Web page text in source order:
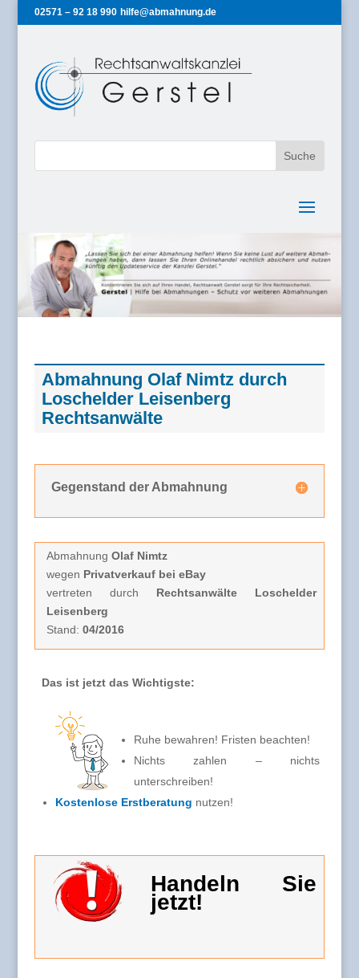
02571 – 92 18 990 hilfe@abmahnung.de
Abmahnung Olaf Nimtz durch
Loschelder Leisenberg
Rechtsanwälte
Gegenstand der Abmahnung
Abmahnung Olaf Nimtz
wegen Privatverkauf bei eBay
vertreten durch Rechtsanwälte Loschelder
Leisenberg
Stand: 04/2016
Das ist jetzt das Wichtigste:
Ruhe bewahren! Fristen beachten!
Nichts zahlen – nichts
unterschreiben!
Kostenlose Erstberatung nutzen!
Handeln Sie
jetzt!